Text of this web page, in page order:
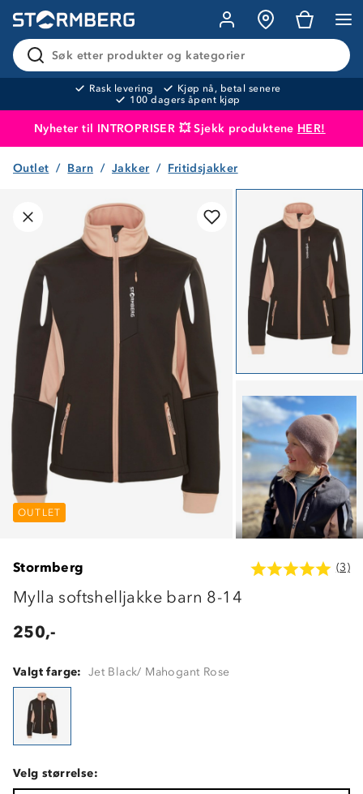
Søk etter produkter og kategorier
Rask levering
Kjøp nå, betal senere
100 dagers åpent kjøp
Nyheter til INTROPRISER 💥 Sjekk produktene HER!
Produktet er lagt i handlekurven
Outlet Barn Jakker Fritidsjakker
OUTLET OUTLET
OUTLET
Stormberg (3)
Mylla softshelljakke barn 8-14
250,-
Valgt farge: Jet Black/ Mahogant Rose
Velg størrelse: